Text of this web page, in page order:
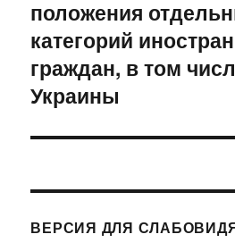
положения
категорий
граждан, в том
Украины
ВЕРСИЯ ДЛЯ